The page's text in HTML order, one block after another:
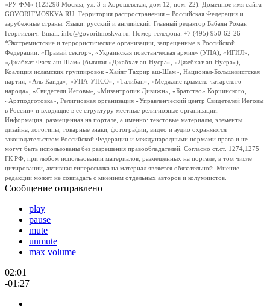
«РУ ФМ» (123298 Москва, ул. 3-я Хорошевская, дом 12, пом. 22). Доменное имя сайта
GOVORITMOSKVA.RU. Территория распространения – Российская Федерация и
зарубежные страны. Языки: русский и английский. Главный редактор Бабаян Роман
Георгиевич. Email: info@govoritmoskva.ru. Номер телефона: +7 (495) 950-62-26
*Экстремистские и террористические организации, запрещенные в Российской
Федерации: «Правый сектор», «Украинская повстанческая армия» (УПА), «ИГИЛ»,
«Джабхат Фатх аш-Шам» (бывшая «Джабхат ан-Нусра», «Джебхат ан-Нусра»),
Коалиция исламских группировок «Хайят Тахрир аш-Шам», Национал-Большевистская
партия, «Аль-Каида», «УНА-УНСО», «Талибан», «Меджлис крымско-татарского
народа», «Свидетели Иеговы», «Мизантропик Дивижн», «Братство» Корчинского,
«Артподготовка», Религиозная организация «Управленческий центр Свидетелей Иеговы
в России» и входящие в ее структуру местные религиозные организации.
Информация, размещенная на портале, а именно: текстовые материалы, элементы
дизайна, логотипы, товарные знаки, фотографии, видео и аудио охраняются
законодательством Российской Федерации и международными нормами права и не
могут быть использованы без разрешения правообладателей. Согласно ст.ст. 1274,1275
ГК РФ, при любом использовании материалов, размещенных на портале, в том числе
цитировании, активная гиперссылка на материал является обязательной. Мнение
редакции может не совпадать с мнением отдельных авторов и колумнистов.
Сообщение отправлено
play
pause
mute
unmute
max volume
02:01
-01:27